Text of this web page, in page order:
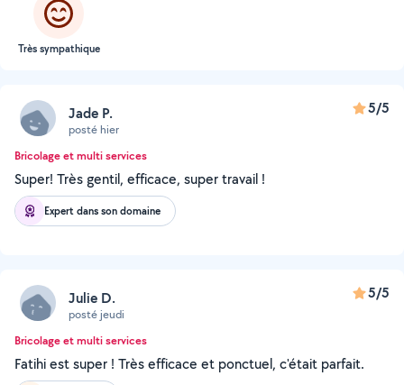
Très sympathique
Jade P.
posté hier
5/5
Bricolage et multi services
Super! Très gentil, efficace, super travail !
Expert dans son domaine
Julie D.
posté jeudi
5/5
Bricolage et multi services
Fatihi est super ! Très efficace et ponctuel, c'était parfait.